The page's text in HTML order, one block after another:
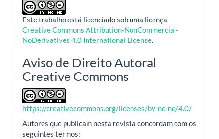
Este trabalho está licenciado sob uma licença
Creative Commons Attribution-NonCommercial-
NoDerivatives 4.0 International License.
Aviso de Direito Autoral
Creative Commons
https://creativecommons.org/licenses/by-nc-nd/4.0/
Autores que publicam nesta revista concordam com os
seguintes termos: